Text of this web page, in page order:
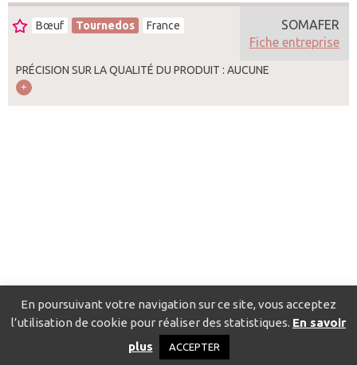
Bœuf Tournedos France
PRÉCISION SUR LA QUALITÉ DU PRODUIT : AUCUNE
SOMAFER
Fiche entreprise
Catalogue pour localiser les fournisseurs
Politique de confidentialité
En poursuivant votre navigation sur ce site, vous acceptez
l’utilisation de cookie pour réaliser des statistiques. En savoir
plus
ACCEPTER